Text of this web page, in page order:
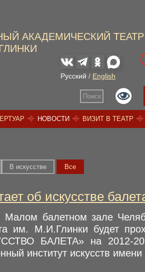
АКАДЕМИЧЕСКИЙ ТЕАТР
Русский / English
Поиск
НОВОСТИ ВИЗИТ В ТЕАТР
В искусстве Вce
об искусстве
балетном зале
им. М.И.Глинки будет
БАЛЕТА» на 2012-
институт искусств